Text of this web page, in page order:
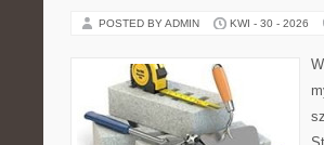
POSTED BY ADMIN KWI - 30 - 2026